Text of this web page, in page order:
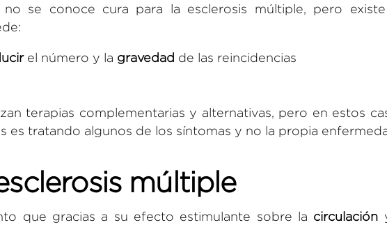
se conoce cura para la esclerosis múltiple, pero
el número y la gravedad de las reincidencias
terapias complementarias y alternativas, pero en estos
es tratando algunos de los síntomas y no la propia
múltiple
que gracias a su efecto estimulante sobre la circulación